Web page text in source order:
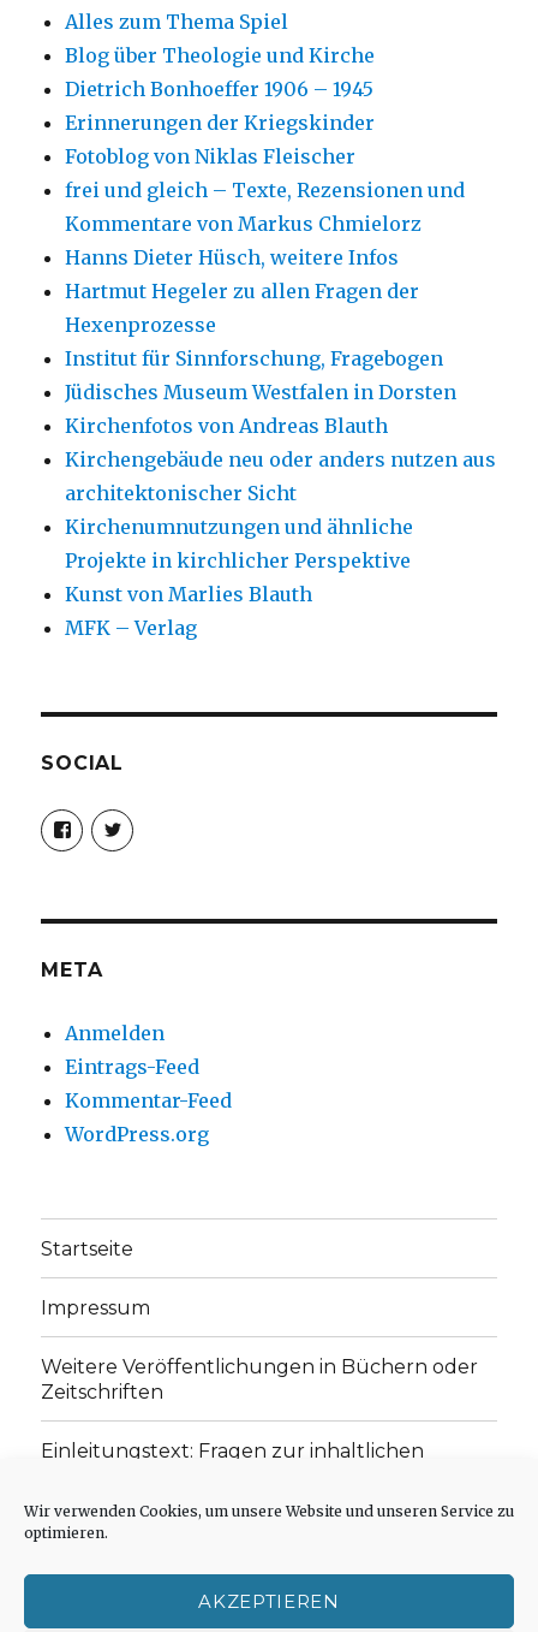
Wir verwenden Cookies, um unsere Website und unseren Service zu
optimieren.
AKZEPTIEREN
Alles zum Thema Spiel
Blog über Theologie und Kirche
Dietrich Bonhoeffer 1906 – 1945
Erinnerungen der Kriegskinder
Fotoblog von Niklas Fleischer
frei und gleich – Texte, Rezensionen und
Kommentare von Markus Chmielorz
Hanns Dieter Hüsch, weitere Infos
Hartmut Hegeler zu allen Fragen der
Hexenprozesse
Institut für Sinnforschung, Fragebogen
Jüdisches Museum Westfalen in Dorsten
Kirchenfotos von Andreas Blauth
Kirchengebäude neu oder anders nutzen aus
architektonischer Sicht
Kirchenumnutzungen und ähnliche
Projekte in kirchlicher Perspektive
Kunst von Marlies Blauth
MFK – Verlag
SOCIAL
Profil
von
christoph.fleischer1
anzeigen
Profil
von
anzeigen
META
Anmelden
Eintrags-Feed
Kommentar-Feed
WordPress.org
Startseite
Impressum
Weitere Veröffentlichungen in Büchern oder
Zeitschriften
Einleitungstext: Fragen zur inhaltlichen
„schwachen Glaubens“